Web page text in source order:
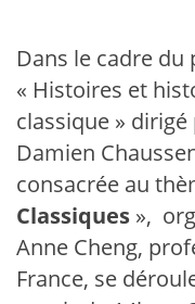
Dans le cadre
« Histoires et
classique » dirigé
Damien
consacrée au
Classiques »,
Anne Cheng,
France, se